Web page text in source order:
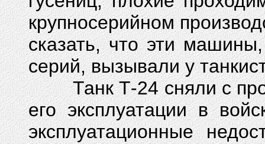
крупносерийном
сказать, что эти
серий, вызывали у
Танк Т-24 сняли с
его эксплуатации в
эксплуатационные